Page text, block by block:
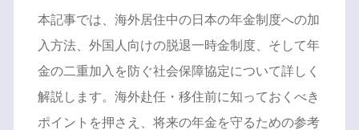
本記事では、海外居住中の日本の年金制度への加
入方法、外国人向けの脱退一時金制度、そして年
金の二重加入を防ぐ社会保障協定について詳しく
解説します。海外赴任・移住前に知っておくべき
ポイントを押さえ、将来の年金を守るための参考